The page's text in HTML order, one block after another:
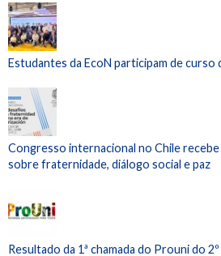
Estudantes da EcoN participam de curso
Congresso internacional no Chile
sobre fraternidade, diálogo social e paz
Resultado da 1ª chamada do Prouni do